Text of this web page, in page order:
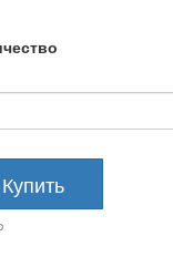
Купить